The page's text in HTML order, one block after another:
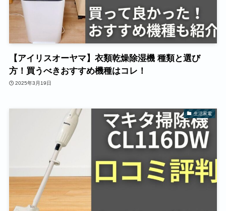
【アイリスオーヤマ】衣類乾燥除湿機 種類と選び
方！買うべきおすすめ機種はコレ！
2025年3月19日
生活家電